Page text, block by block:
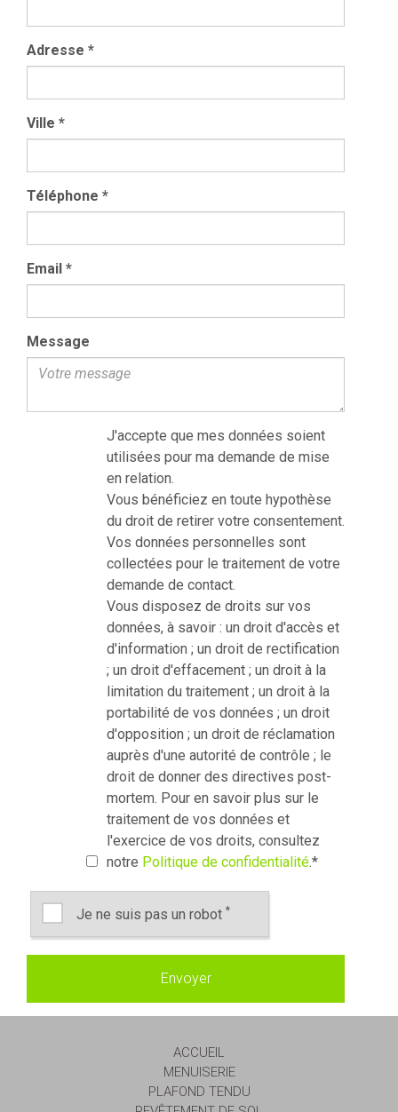
Adresse *
Ville *
Téléphone *
Email *
Message
J'accepte que mes données soient
utilisées pour ma demande de mise
en relation.
Vous bénéficiez en toute hypothèse
du droit de retirer votre consentement.
Vos données personnelles sont
collectées pour le traitement de votre
demande de contact.
Vous disposez de droits sur vos
données, à savoir : un droit d'accès et
d'information ; un droit de rectification
; un droit d'effacement ; un droit à la
limitation du traitement ; un droit à la
portabilité de vos données ; un droit
d'opposition ; un droit de réclamation
auprès d'une autorité de contrôle ; le
droit de donner des directives post-
mortem. Pour en savoir plus sur le
traitement de vos données et
l'exercice de vos droits, consultez
notre Politique de confidentialité.*
Je ne suis pas un robot *
ACCUEIL
MENUISERIE
PLAFOND TENDU